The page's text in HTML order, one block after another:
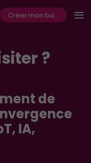
Créer mon badge
?
de
IA,